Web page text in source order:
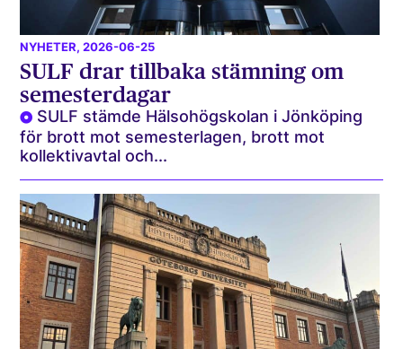
NYHETER, 2026-06-25
SULF drar tillbaka stämning om
semesterdagar
SULF stämde Hälsohögskolan i Jönköping
för brott mot semesterlagen, brott mot
kollektivavtal och...